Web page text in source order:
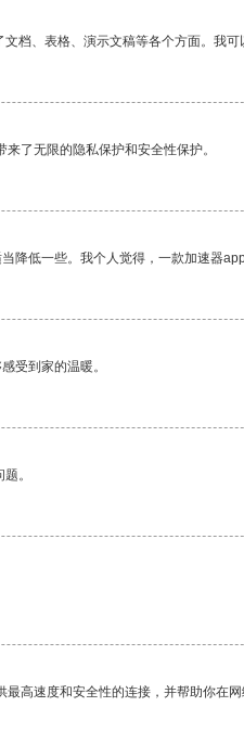
档、表格、演示文稿等各个方面。我
了无限的隐私保护和安全性保护。
降低一些。我个人觉得，一款加速器
受到家的温暖。
。
高速度和安全性的连接，并帮助你在网